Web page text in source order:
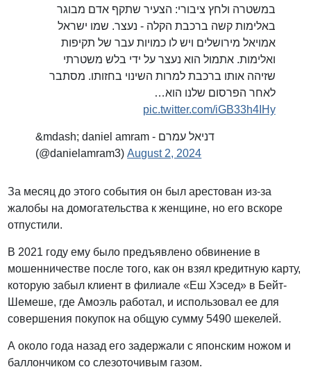
במשטרה ולחץ ציבורי: הצעיר שתקף אדם מבוגר
באלימות קשה ברכבת הקלה - נעצר. שמו ישראל
אמויאל מירושלים ויש לו כמויות עבר של תקיפות
ואלימות. אתמול הוא נעצר על ידי בלש משטרתי
שזיהה אותו ברכבת למרות השינוי בחזותו. מסתבר
לאחר הפרסום שלנו הוא…
pic.twitter.com/iGB33h4IHy
&mdash; daniel amram - דניאל עמרם
(@danielamram3)August 2, 2024
За месяц до этого события он был арестован из-за
жалобы на домогательства к женщине, но его вскоре
отпустили.
В 2021 году ему было предъявлено обвинение в
мошенничестве после того, как он взял кредитную карту,
которую забыл клиент в филиале «Еш Хэсед» в Бейт-
Шемеше, где Амоэль работал, и использовал ее для
совершения покупок на общую сумму 5490 шекелей.
А около года назад его задержали с японским ножом и
баллончиком со слезоточивым газом.